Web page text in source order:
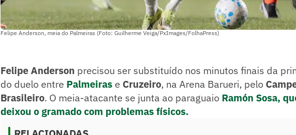
Felipe Anderson, meia do Palmeiras (Foto: Guilherme Veiga/PxImages/FolhaPress)
Felipe Anderson precisou ser substituído nos minutos finais da
do duelo entre Palmeiras e Cruzeiro, na Arena Barueri, pelo
Brasileiro. O meia-atacante se junta ao paraguaio Ramón Sosa,
deixou o gramado com problemas físicos.